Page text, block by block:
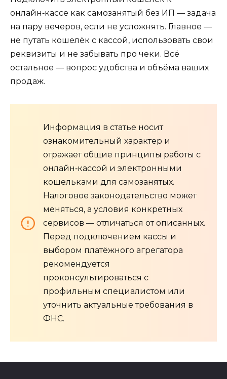
онлайн‑кассе как самозанятый без ИП — задача
на пару вечеров, если не усложнять. Главное —
не путать кошелёк с кассой, использовать свои
реквизиты и не забывать про чеки. Всё
остальное — вопрос удобства и объёма ваших
продаж.
Информация в статье носит
ознакомительный характер и
отражает общие принципы работы с
онлайн‑кассой и электронными
кошельками для самозанятых.
Налоговое законодательство может
меняться, а условия конкретных
сервисов — отличаться от описанных.
Перед подключением кассы и
выбором платёжного агрегатора
рекомендуется
проконсультироваться с
профильным специалистом или
уточнить актуальные требования в
ФНС.